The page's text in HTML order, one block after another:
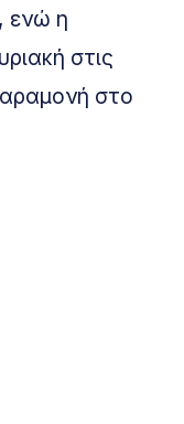
ενώ η
στις
στο